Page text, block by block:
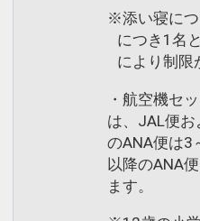
※添い寝に
につき1名
により制限
・航空機セ
は、JAL便
のANA便は3
以降のANA
ます。